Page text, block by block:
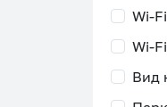
Wi-Fi
Wi-
Вид